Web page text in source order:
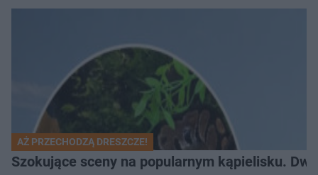
AŻ PRZECHODZĄ DRESZCZE!
Szokujące sceny na popularnym kąpielisku.